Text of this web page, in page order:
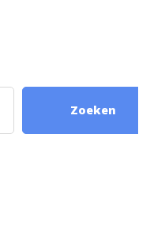
Zoeken